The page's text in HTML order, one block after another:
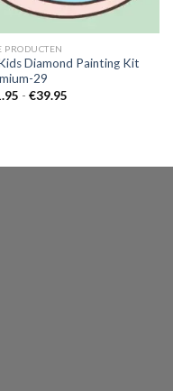
PRODUCTEN
Diamond Painting Kit
29
- €39.95Prijsklasse: